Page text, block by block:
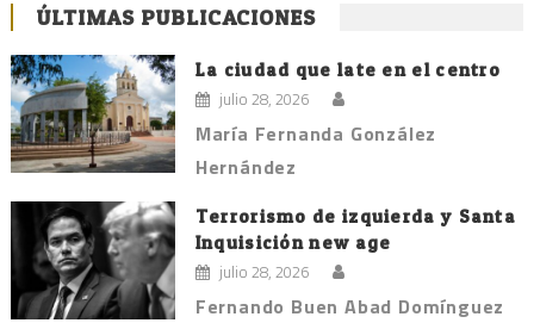
ÚLTIMAS PUBLICACIONES
La ciudad que late en el centro
julio 28, 2026
María Fernanda González
Hernández
Terrorismo de izquierda y Santa
Inquisición new age
julio 28, 2026
Fernando Buen Abad Domínguez